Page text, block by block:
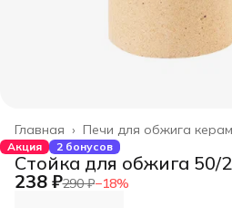
Печи для обжига
Главная ›
Акция 2 бонусов
Стойка для обжига 50/
238 ₽290 ₽−18%